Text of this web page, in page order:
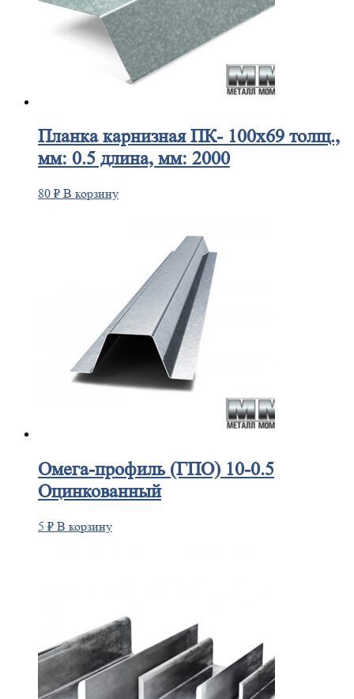
Планкакарнизная ПК- 100х69 толщ.,
мм: 0.5 длина, мм: 2000
80 ₽ В корзину
Омега-профиль(ГПО) 10-0.5
Оцинкованный
5 ₽ В корзину